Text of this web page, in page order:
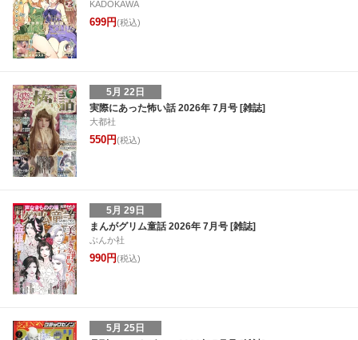
KADOKAWA
699円(税込)
5月 22日
実際にあった怖い話 2026年 7月号 [雑誌]
大都社
550円(税込)
5月 29日
まんがグリム童話 2026年 7月号 [雑誌]
ぶんか社
990円(税込)
5月 25日